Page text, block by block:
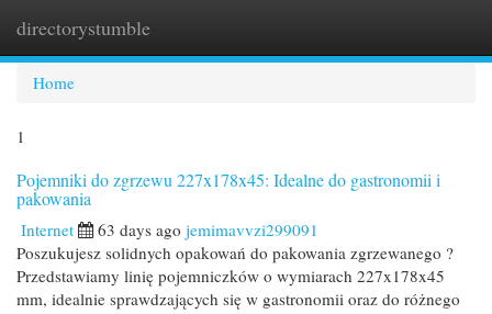
directorystumble
Home
1
Pojemniki do zgrzewu 227x178x45: Idealne do gastronomii i
pakowania
Internet 63 days ago jemimavvzi299091
Poszukujesz solidnych opakowań do pakowania zgrzewanego ?
Przedstawiamy linię pojemniczków o wymiarach 227x178x45
mm, idealnie sprawdzających się w gastronomii oraz do różnego